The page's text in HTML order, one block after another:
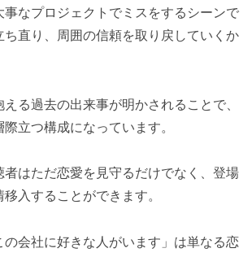
事なプロジェクトでミスをするシーンで
ち直り、周囲の信頼を取り戻していくか
る過去の出来事が明かされることで、
立つ構成になっています。
者はただ恋愛を見守るだけでなく、登場
入することができます。
の会社に好きな人がいます」は単なる恋